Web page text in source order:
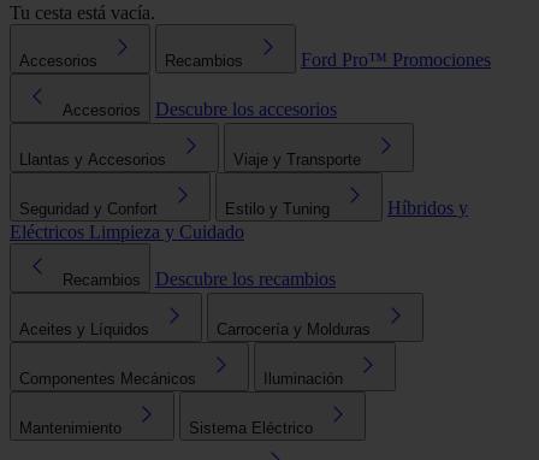
Tu cesta está vacía.
Accesorios Recambios Ford Pro™ Promociones
Accesorios Descubre los accesorios
Llantas y Accesorios Viaje y Transporte
Seguridad y Confort Estilo y Tuning
Híbridos y
Eléctricos Limpieza y Cuidado
Recambios Descubre los recambios
Aceites y Líquidos Carrocería y Molduras
Componentes Mecánicos Iluminación
Mantenimiento Sistema Eléctrico